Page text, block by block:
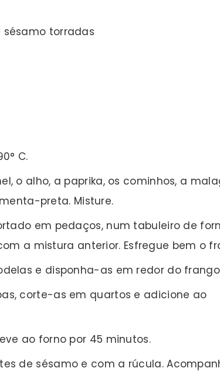
sésamo torradas
C.
o alho, a paprika, os cominhos, a
preta. Misture.
em pedaços, num tabuleiro de
a mistura anterior. Esfregue bem o
e disponha-as em redor do
corte-as em quartos e adicione ao
ao forno por 45 minutos.
de sésamo e com a rúcula.